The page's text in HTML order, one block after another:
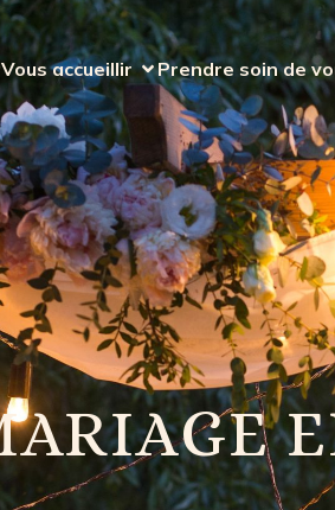
Vous accueillir Prendre soin de